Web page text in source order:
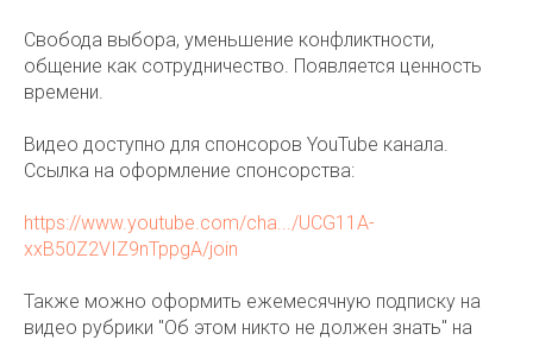
Свобода выбора, уменьшение конфликтности,
общение как сотрудничество. Появляется ценность
времени.
Видео доступно для спонсоров YouTube канала.
Ссылка на оформление спонсорства:
https://www.youtube.com/cha.../UCG11A-
xxB50Z2VIZ9nTppgA/join
Также можно оформить ежемесячную подписку на
видео рубрики "Об этом никто не должен знать" на